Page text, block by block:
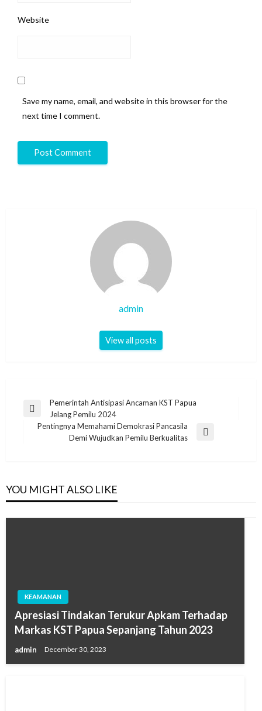
Website
Save my name, email, and website in this browser for the
next time I comment.
admin
View all posts
Post
navigation
Previous
Post
Pemerintah Antisipasi Ancaman KST Papua
Jelang Pemilu 2024
Pentingnya Memahami Demokrasi Pancasila
Demi Wujudkan Pemilu Berkualitas
YOU MIGHT ALSO LIKE
KEAMANAN
Apresiasi Tindakan Terukur Apkam Terhadap
Markas KST Papua Sepanjang Tahun 2023
admin December 30, 2023